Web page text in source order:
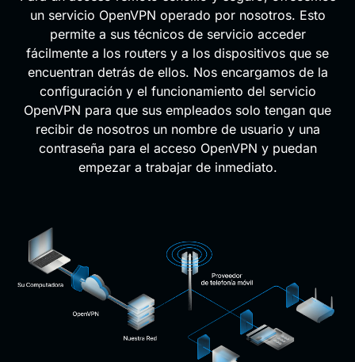
un servicio OpenVPN operado por nosotros. Esto
permite a sus técnicos de servicio acceder
fácilmente a los routers y a los dispositivos que se
encuentran detrás de ellos. Nos encargamos de la
configuración y el funcionamiento del servicio
OpenVPN para que sus empleados solo tengan que
recibir de nosotros un nombre de usuario y una
contraseña para el acceso OpenVPN y puedan
empezar a trabajar de inmediato.